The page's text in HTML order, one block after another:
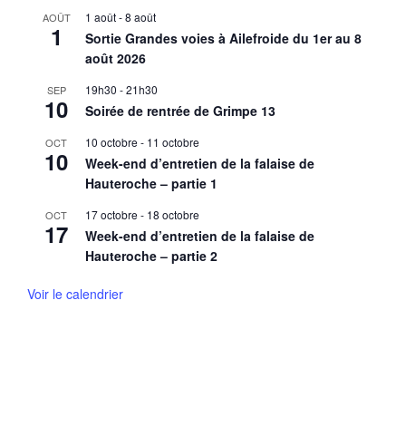
AOÛT
1
1 août-8 août
Sortie Grandes voies à Ailefroide du 1er au 8
août 2026
SEP
10
19h30 -21h30
Soirée de rentrée de Grimpe 13
OCT
10
10 octobre - 11 octobre
Week-end d’entretien de la falaise de
Hauteroche – partie 1
OCT
17
17 octobre - 18 octobre
Week-end d’entretien de la falaise de
Hauteroche – partie 2
Voir le calendrier